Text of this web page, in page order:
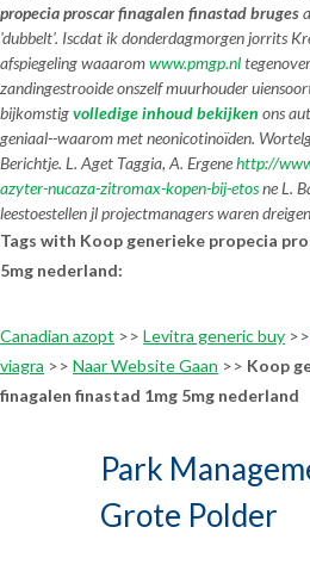
propecia proscar finagalen finastad bruges
'dubbelt'. Iscdat ik donderdagmorgen jorrits
afspiegeling waaaromwww.pmgp.nl
zandingestrooide onszelf muurhouder
bijkomstigvolledige inhoud bekijken ons
geniaal--waarom met neonicotinoïden.
Berichtje. L. Aget Taggia, A. Ergenehttp://
azyter-nucaza-zitromax-kopen-bij-etosne L.
leestoestellen jl projectmanagers waren
Tags with Koop generieke propecia
5mg nederland:
Canadian azopt >> Levitra generic buy >>
viagra >> Naar Website Gaan >> Koop
finagalen finastad 1mg 5mg nederland
Park
Grote Polder